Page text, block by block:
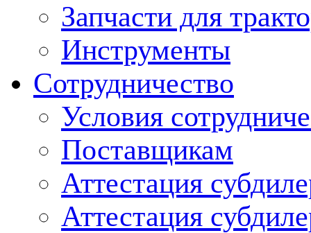
Запчасти для
Инструменты
Сотрудничество
Условия
Поставщикам
Аттестация
Аттестация